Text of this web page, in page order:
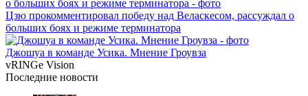
Цзю прокомментировал победу над Веласкесом, рассуждал о
больших боях и режиме терминатора
Джошуа в команде Усика. Мнение Гроувза
vRINGe Vision
Последние новости